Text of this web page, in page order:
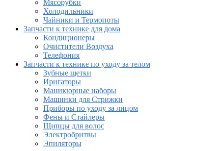
Мясорубки
Холодильники
Чайники и Термопоты
Запчасти к технике для дома
Кондиционеры
Очистители Воздуха
Телефония
Запчасти к технике по уходу за телом
Зубные щетки
Иригаторы
Маникюрные наборы
Машинки для Стрижки
Приборы по уходу за лицом
Фены и Стайлеры
Щипцы для волос
Электробритвы
Эпиляторы